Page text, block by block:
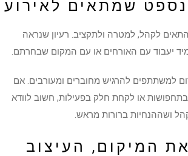
שמתאים לאירוע
לקהל, למטרה ולתקציב. רעיון שנראה
יעבוד עם האורחים או עם המקום שבחרתם.
למשתתפים להרגיש מחוברים ומעורבים. אם
או לקחת חלק בפעילות, חשוב לוודא
ושההנחיות ברורות מראש.
המיקום, העיצוב